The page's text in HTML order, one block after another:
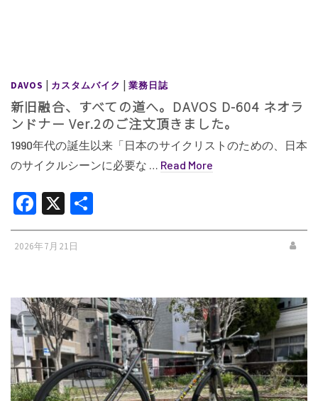
DAVOS | カスタムバイク | 業務日誌
新旧融合、すべての道へ。DAVOS D-604 ネオラ
ンドナー Ver.2のご注文頂きました。
1990年代の誕生以来「日本のサイクリストのための、日本
のサイクルシーンに必要な … Read More
Facebook
X
有
2026年7月21日